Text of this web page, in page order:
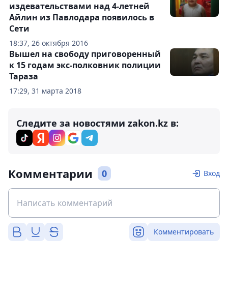
18:37, 26 октября 2016
издевательствами над 4-летней
Айлин из Павлодара появилось в
Сети
17:29, 31 марта 2018
Вышел на свободу приговоренный
к 15 годам экс-полковник полиции
Тараза
Следите за новостями zakon.kz в:
Комментарии 0 Вход
Комментировать